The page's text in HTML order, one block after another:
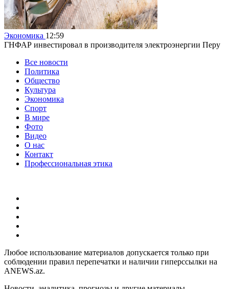
Экономика 12:59
ГНФАР инвестировал в производителя электроэнергии Перу
Все новости
Политика
Общество
Культура
Экономика
Спорт
В мире
Фото
Видео
О нас
Контакт
Профессиональная этика
Любое использование материалов допускается только при
соблюдении правил перепечатки и наличии гиперссылки на
ANEWS.az.